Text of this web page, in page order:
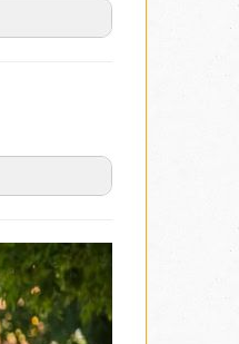
Iako je
(tezga
proglašena
pokrivene
kvarta
buticima, i
ovog dela
u